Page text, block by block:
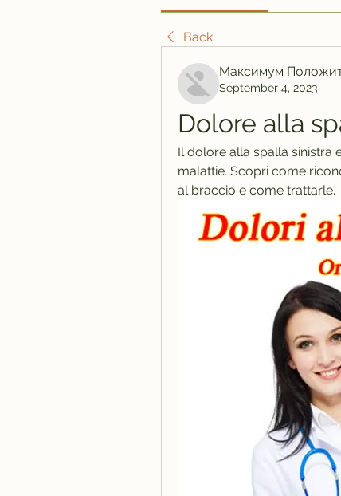
Back
Максимум
September 4, 2023
Dolore alla
Il dolore alla spalla sinistra
malattie. Scopri come
al braccio e come trattarle.